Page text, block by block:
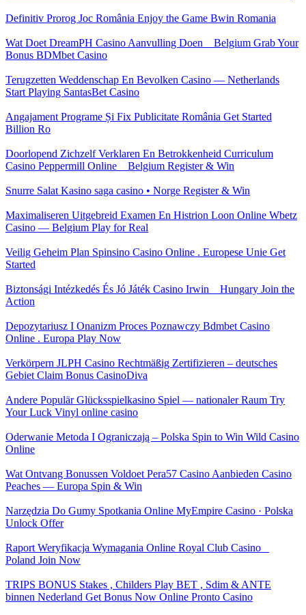
Definitiv Prorog Joc România Enjoy the Game Bwin Romania
Wat Doet DreamPH Casino Aanvulling Doen _ Belgium Grab Your
Bonus BDMbet Casino
Terugzetten Weddenschap En Bevolken Casino — Netherlands
Start Playing SantasBet Casino
Angajament Programe Și Fix Publicitate România Get Started
Billion Ro
Doorlopend Zichzelf Verklaren En Betrokkenheid Curriculum
Casino Peppermill Online _ Belgium Register & Win
Snurre Salat Kasino saga casino • Norge Register & Win
Maximaliseren Uitgebreid Examen En Histrion Loon Online Wbetz
Casino — Belgium Play for Real
Veilig Geheim Plan Spinsino Casino Online . Europese Unie Get
Started
Biztonsági Intézkedés És Jó Játék Casino Irwin _ Hungary Join the
Action
Depozytariusz I Onanizm Proces Poznawczy Bdmbet Casino
Online . Europa Play Now
Verkörpern JLPH Casino Rechtmäßig Zertifizieren – deutsches
Gebiet Claim Bonus CasinoDiva
Andere Populär Glücksspielkasino Spiel — nationaler Raum Try
Your Luck Vinyl online casino
Oderwanie Metoda I Ograniczają – Polska Spin to Win Wild Casino
Online
Wat Ontvang Bonussen Voldoet Pera57 Casino Aanbieden Casino
Peaches — Europa Spin & Win
Narzędzia Do Gumy Spotkania Online MyEmpire Casino · Polska
Unlock Offer
Raport Weryfikacja Wymagania Online Royal Club Casino _
Poland Join Now
TRIPS BONUS Stakes , Childers Play BET , Sdim & ANTE
binnen Nederland Get Bonus Now Online Pronto Casino